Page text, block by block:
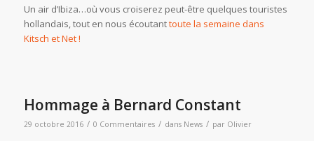
Un air d’Ibiza…où vous croiserez peut-être quelques touristes
hollandais, tout en nous écoutanttoute la semaine dans
Kitsch et Net !
Hommage à Bernard Constant
29 octobre 2016 / 0 Commentaires / dans News / par Olivier